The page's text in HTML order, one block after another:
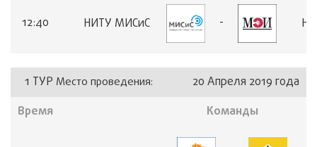
12:40 НИТУ МИСиС -
1 ТУР Место проведения:
20 Апреля 2019 года
Время
Команды